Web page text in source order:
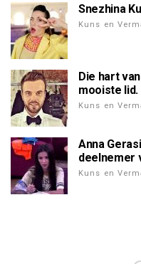
Snezhina
Kuns en
Die hart
mooiste lid.
Kuns en
Anna
deelnemer
Kuns en